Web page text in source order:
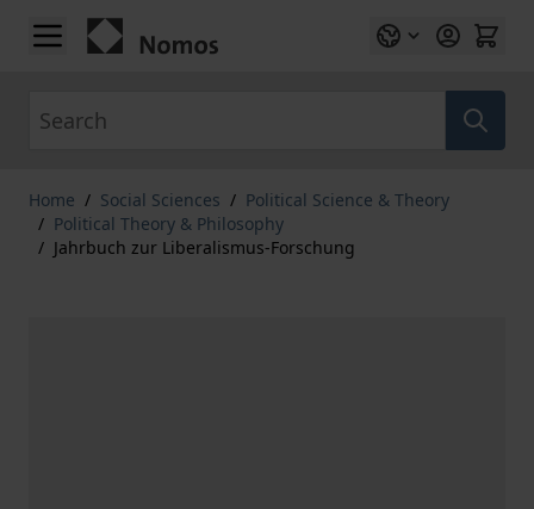
Skip to Content
Home / Social Sciences / Political Science & Theory
/ Political Theory & Philosophy
/ Jahrbuch zur Liberalismus-Forschung